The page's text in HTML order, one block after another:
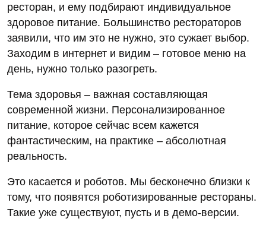
ресторан, и ему подбирают индивидуальное
здоровое питание. Большинство рестораторов
заявили, что им это не нужно, это сужает выбор.
Заходим в интернет и видим – готовое меню на
день, нужно только разогреть.
Тема здоровья – важная составляющая
современной жизни. Персонализированное
питание, которое сейчас всем кажется
фантастическим, на практике – абсолютная
реальность.
Это касается и роботов. Мы бесконечно близки к
тому, что появятся роботизированные рестораны.
Такие уже существуют, пусть и в демо-версии.